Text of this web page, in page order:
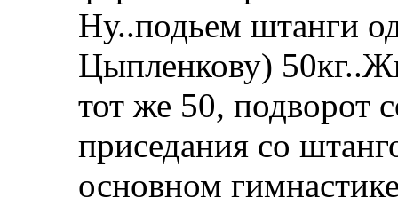
Ну..подьем штанги
Цыпленкову)
тот же 50, подворот
приседания со
основном